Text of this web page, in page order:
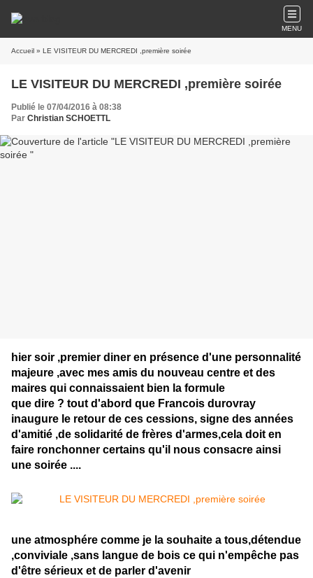
MENU
Accueil » LE VISITEUR DU MERCREDI ,première soirée
LE VISITEUR DU MERCREDI ,première soirée
Publié le 07/04/2016 à 08:38
Par Christian SCHOETTL
hier soir ,premier diner en présence d'une personnalité
majeure ,avec mes amis du nouveau centre et des
maires qui connaissaient bien la formule
que dire ? tout d'abord que Francois durovray
inaugure le retour de ces cessions, signe des années
d'amitié ,de solidarité de frères d'armes,cela doit en
faire ronchonner certains qu'il nous consacre ainsi
une soirée ....
une atmosphére comme je la souhaite a tous,détendue
,conviviale ,sans langue de bois ce qui n'empêche pas
d'être sérieux et de parler d'avenir